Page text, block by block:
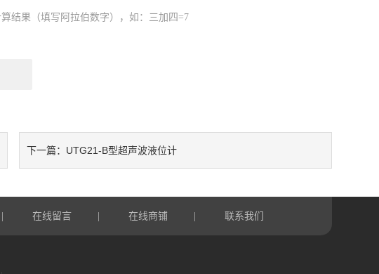
结果（填写阿拉伯数字），如：三加四=7
下一篇： UTG21-B型超声波液位计
在线留言 在线商铺 联系我们